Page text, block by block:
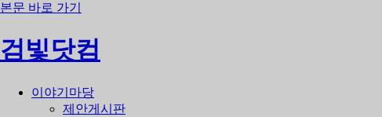
본문 바로 가기
검빛닷컴
이야기마당
제안게시판